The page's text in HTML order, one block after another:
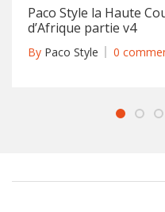
Paco Style la Haute
d’Afrique partie v4
By Paco Style 0